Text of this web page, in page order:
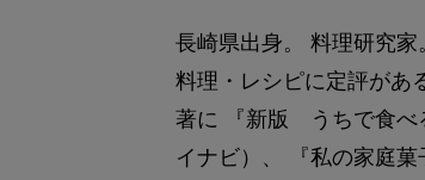
長崎県出身。 料理研究
料理・レシピに定評があ
著に 『新版 うちで食べ
イナビ）、 『私の家庭